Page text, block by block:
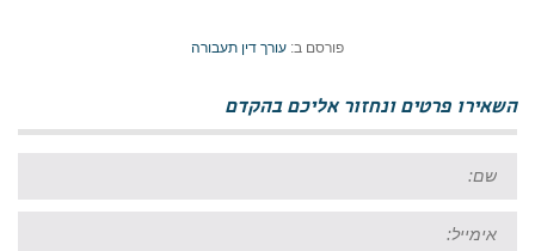
פורסם ב: עורך דין תעבורה
השאירו פרטים ונחזור אליכם בהקדם